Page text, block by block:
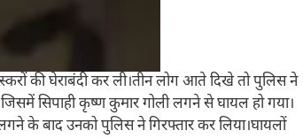
की घेराबंदी कर ली।तीन लोग आते दिखे तो पुलिस ने
सिपाही कृष्ण कुमार गोली लगने से घायल हो गया।
के बाद उनको पुलिस ने गिरफ्तार कर लिया।घायलों